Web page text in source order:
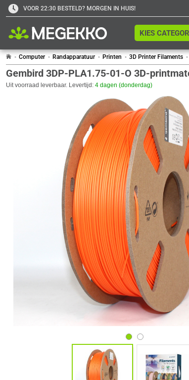
VOOR 22:30 BESTELD? MORGEN IN HUIS!
KIES
Computer Randapparatuur Printen 3D Printer Filaments
Gembird 3DP-PLA1.75-01-O 3D-
Uit voorraad leverbaar. Levertijd: 4 dagen (donderdag)